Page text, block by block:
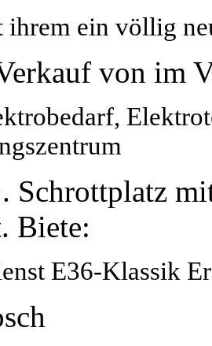
ihrem ein völlig
von im
Schrottplatz
Biete:
E36-Klassik